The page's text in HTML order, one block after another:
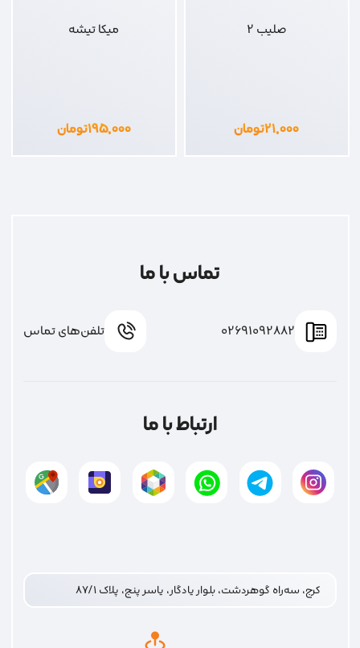
صلیب 2
۲۱,۰۰۰تومان
میکا تیشه
۱۹۵,۰۰۰تومان
تماس با ما
02691092882 تلفن‌های تماس
ارتباط با ما
کرج، سه‌راه گوهردشت، بلوار یادگار، یاسر پنج، پلاک ۸۷/۱